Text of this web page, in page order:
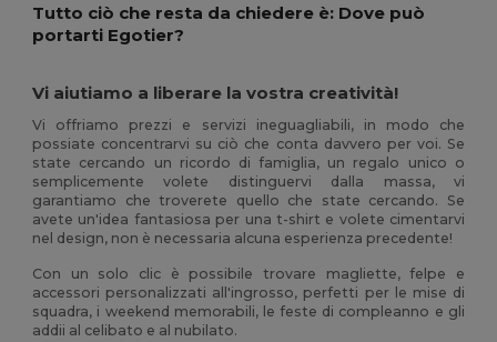
Tutto ciò che resta da chiedere è: Dove può
portarti Egotier?
Vi aiutiamo a liberare la vostra creatività!
Vi offriamo prezzi e servizi ineguagliabili, in modo che
possiate concentrarvi su ciò che conta davvero per voi. Se
state cercando un ricordo di famiglia, un regalo unico o
semplicemente volete distinguervi dalla massa, vi
garantiamo che troverete quello che state cercando. Se
avete un'idea fantasiosa per una t-shirt e volete cimentarvi
nel design, non è necessaria alcuna esperienza precedente!
Con un solo clic è possibile trovare magliette, felpe e
accessori personalizzati all'ingrosso, perfetti per le mise di
squadra, i weekend memorabili, le feste di compleanno e gli
addii al celibato e al nubilato.